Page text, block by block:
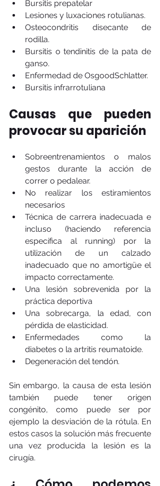
Bursitis prepatelar
Lesiones y luxaciones rotulianas.
Osteocondritis disecante de
rodilla.
Bursitis o tendinitis de la pata de
ganso.
Enfermedad de OsgoodSchlatter.
Bursitis infrarrotuliana
Causas que pueden
provocar su aparición
Sobreentrenamientos o malos
gestos durante la acción de
correr o pedalear.
No realizar los estiramientos
necesarios
Técnica de carrera inadecuada e
incluso (haciendo referencia
específica al running) por la
utilización de un calzado
inadecuado que no amortigüe el
impacto correctamente.
Una lesión sobrevenida por la
práctica deportiva
Una sobrecarga, la edad, con
pérdida de elasticidad.
Enfermedades como la
diabetes o la artritis reumatoide.
Degeneración del tendón.
Sin embargo, la causa de esta lesión
también puede tener origen
congénito, como puede ser por
ejemplo la desviación de la rótula. En
estos casos la solución más frecuente
una vez producida la lesión es la
cirugía.